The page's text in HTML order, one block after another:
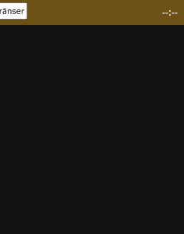
--:--